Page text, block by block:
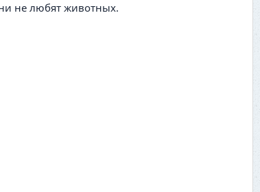
не любят животных.